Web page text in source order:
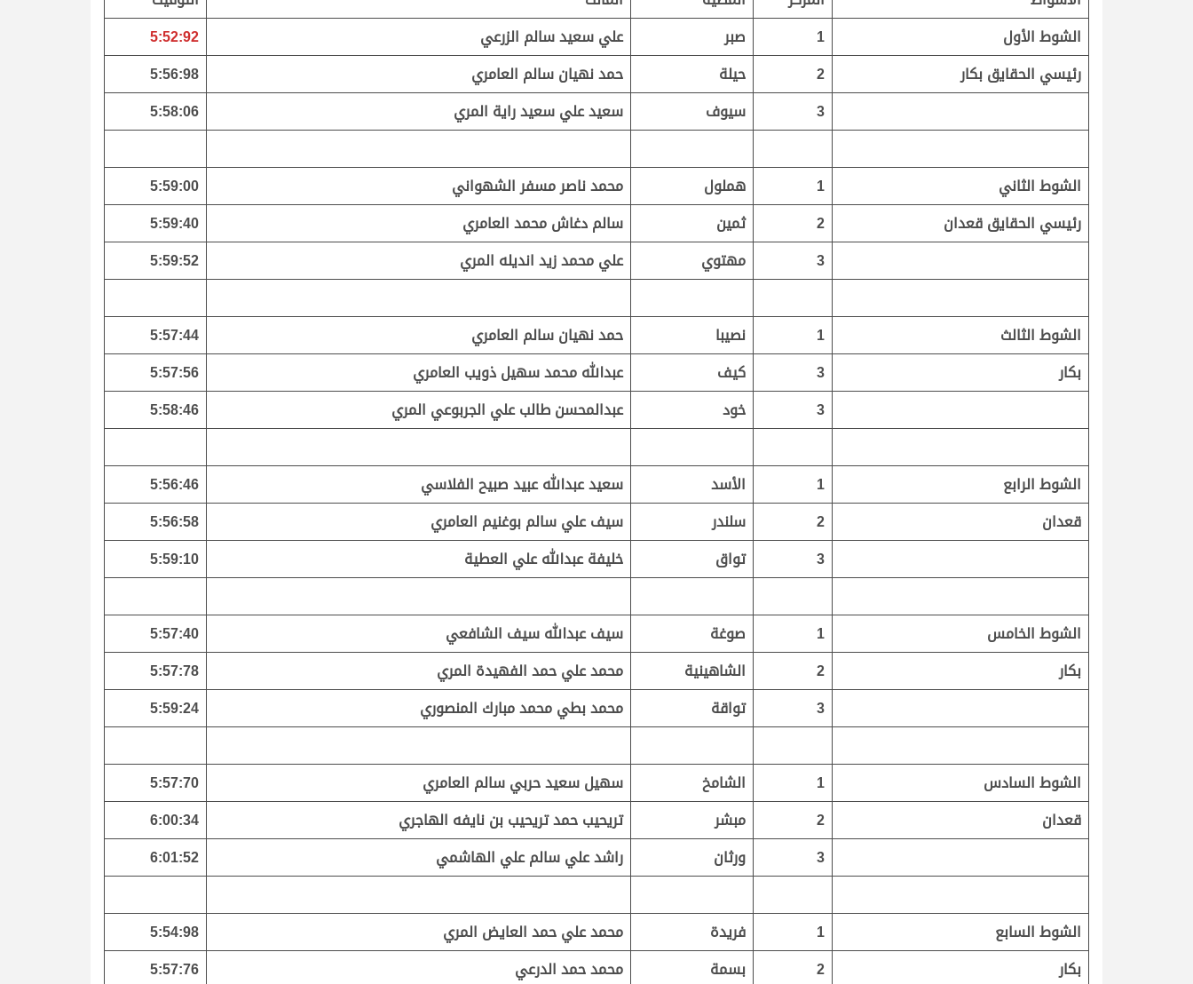
الشوط الأول
1 صبر علي سعيد سالم الزرعي
5:52:92
رئيسي الحقايق بكار
2 حيلة حمد نهيان سالم العامري
5:56:98
3
سيوف سعيد علي سعيد راية المري 5:58:06
الشوط الثاني 1 هملول محمد ناصر مسفر الشهواني
5:59:00
رئيسي الحقايق قعدان
2 ثمين سالم دغاش محمد العامري
5:59:40
3
مهتوي علي محمد زيد انديله المري 5:59:52
الشوط الثالث 1 نصيبا حمد نهيان سالم العامري
5:57:44
بكار
3 كيف عبدالله محمد سهيل ذويب العامري
5:57:56
3
خود عبدالمحسن طالب علي الجربوعي المري 5:58:46
الشوط الرابع 1 الأسد سعيد عبدالله عبيد صبيح الفلاسي
5:56:46
قعدان
2 سلندر سيف علي سالم بوغنيم العامري
5:56:58
3
تواق خليفة عبدالله علي العطية 5:59:10
الشوط الخامس 1 صوغة سيف عبدالله سيف الشافعي
5:57:40
بكار
2 الشاهينية محمد علي حمد الفهيدة المري
5:57:78
3
تواقة محمد بطي محمد مبارك المنصوري 5:59:24
الشوط السادس 1 الشامخ سهيل سعيد حربي سالم العامري
5:57:70
قعدان
2 مبشر تريحيب حمد تريحيب بن نايفه الهاجري
6:00:34
3
ورثان راشد علي سالم علي الهاشمي 6:01:52
الشوط السابع 1 فريدة محمد علي حمد العايض المري
5:54:98
بكار
2 بسمة محمد حمد الدرعي 5:57:76